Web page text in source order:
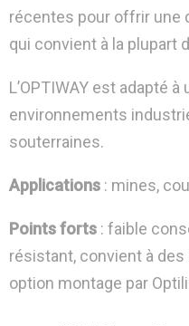
récentes pour offrir une
qui convient à la plupart
L’OPTIWAY est adapté
environnements
souterraines.
Applications : mines,
Points forts : faible
résistant, convient à
option montage par